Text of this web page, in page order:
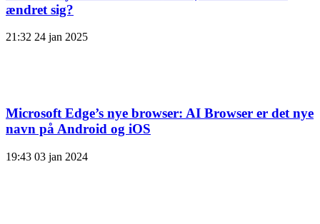
ændret sig?
21:32 24 jan 2025
Microsoft Edge’s nye browser: AI Browser er det nye
navn på Android og iOS
19:43 03 jan 2024